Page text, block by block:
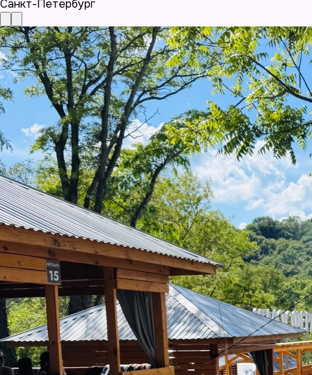
Санкт-Петербург